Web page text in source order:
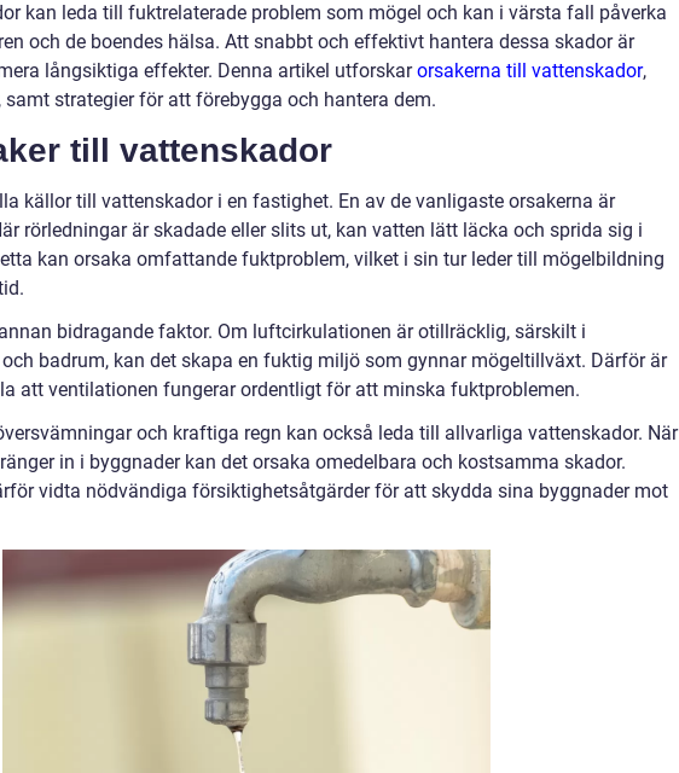
kan leda till fuktrelaterade problem som mögel och kan i värsta fall påverka
och de boendes hälsa. Att snabbt och effektivt hantera dessa skador är
långsiktiga effekter. Denna artikel utforskarorsakerna till vattenskador,
samt strategier för att förebygga och hantera dem.
till vattenskador
källor till vattenskador i en fastighet. En av de vanligaste orsakerna är
rörledningar är skadade eller slits ut, kan vatten lätt läcka och sprida sig i
kan orsaka omfattande fuktproblem, vilket i sin tur leder till mögelbildning
bidragande faktor. Om luftcirkulationen är otillräcklig, särskilt i
badrum, kan det skapa en fuktig miljö som gynnar mögeltillväxt. Därför är
att ventilationen fungerar ordentligt för att minska fuktproblemen.
och kraftiga regn kan också leda till allvarliga vattenskador. När
in i byggnader kan det orsaka omedelbara och kostsamma skador.
vidta nödvändiga försiktighetsåtgärder för att skydda sina byggnader mot